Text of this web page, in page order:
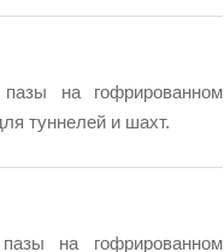
на гофрированном
туннелей и шахт.
на гофрированном